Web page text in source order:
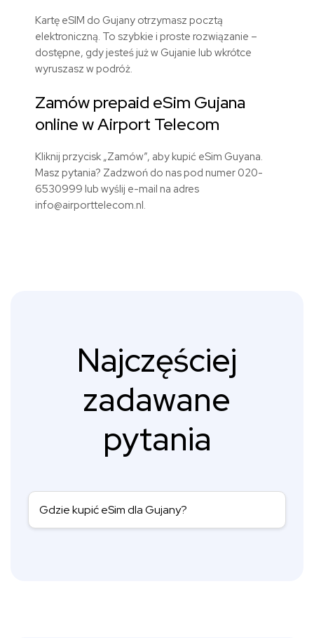
Kartę eSIM do Gujany otrzymasz pocztą
elektroniczną. To szybkie i proste rozwiązanie –
dostępne, gdy jesteś już w Gujanie lub wkrótce
wyruszasz w podróż.
Zamów prepaid eSim Gujana
online w Airport Telecom
Kliknij przycisk „Zamów”, aby kupić eSim Guyana.
Masz pytania? Zadzwoń do nas pod numer 020-
6530999 lub wyślij e-mail na adres
info@airporttelecom.nl.
Najczęściej
zadawane
pytania
Gdzie kupić eSim dla Gujany?